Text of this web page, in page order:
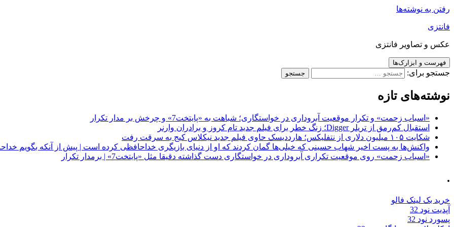
رفتن به نوشته‌ها
فانتزی
عکس و تصاویر فانتزی
فهرست و ابزارک‌ها
جستجو برای:
نوشته‌های تازه
«اسباب زحمت» و تکرار موقعیت آبروداری در خواستگاری؛ شباهت به «پایتخت7» و چرخش بر مدار تکرار
استقبال کم‌رمق از تریلر Digger؛ زنگ خطر برای فیلم جدید تام کروز و برادران وارنر
شکایت ۱۰۵ میلیون دلاری از نتفلیکس؛ هارددیسک حاوی فیلم جدید نیکلاس کیج به سرقت رفت
واکنش‌ها به پست اخیر شهاب حسینی که خیلی‌ها گمان کردند که او از دنیای بازیگری خداحافظی کرده است | پیش از آنکه بگویم
«اسباب زحمت» روی موقعیت تکراری آبروداری در خواستگاری دست گذاشته دقیقا مثل «پایتخت7» | برمدار تکرار
.
خرید بک لینک فالو
آپدیت نود 32
پسورد نود 32